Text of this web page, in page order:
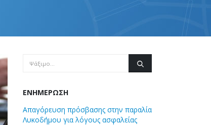
ΕΝΗΜΈΡΩΣΗ
Απαγόρευση πρόσβασης στην παραλία
Λυκοδήμου για λόγους ασφαλείας